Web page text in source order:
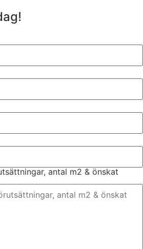
antal m2 & önskat